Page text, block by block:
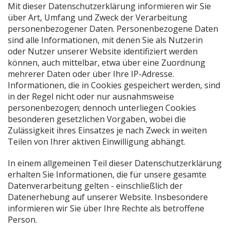
Mit dieser Datenschutzerklärung informieren wir Sie
über Art, Umfang und Zweck der Verarbeitung
personenbezogener Daten. Personenbezogene Daten
sind alle Informationen, mit denen Sie als Nutzerin
oder Nutzer unserer Website identifiziert werden
können, auch mittelbar, etwa über eine Zuordnung
mehrerer Daten oder über Ihre IP-Adresse.
Informationen, die in Cookies gespeichert werden, sind
in der Regel nicht oder nur ausnahmsweise
personenbezogen; dennoch unterliegen Cookies
besonderen gesetzlichen Vorgaben, wobei die
Zulässigkeit ihres Einsatzes je nach Zweck in weiten
Teilen von Ihrer aktiven Einwilligung abhängt.
In einem allgemeinen Teil dieser Datenschutzerklärung
erhalten Sie Informationen, die für unsere gesamte
Datenverarbeitung gelten - einschließlich der
Datenerhebung auf unserer Website. Insbesondere
informieren wir Sie über Ihre Rechte als betroffene
Person.